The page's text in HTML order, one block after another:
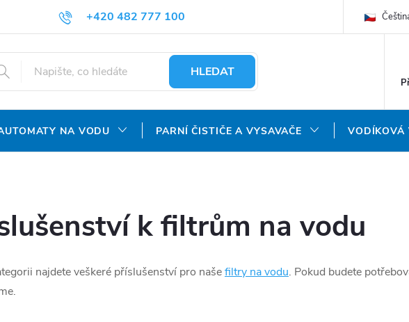
+420 482 777 100
objednavky@agroaquapro.cz
U NÁS? DOPRAVA A PLATBA OCHRANA
HLEDAT
NA VODU PARNÍ ČISTIČE A VYSAVAČE VODÍKOVÁ
k filtrům na vodu
najdete veškeré příslušenství pro našefiltry na vodu. Pokud budete